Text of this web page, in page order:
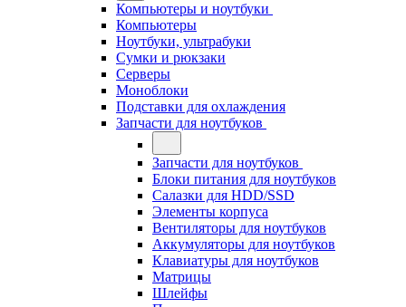
Компьютеры и ноутбуки
Компьютеры
Ноутбуки, ультрабуки
Сумки и рюкзаки
Серверы
Моноблоки
Подставки для охлаждения
Запчасти для ноутбуков
Запчасти для ноутбуков
Блоки питания для ноутбуков
Салазки для HDD/SSD
Элементы корпуса
Вентиляторы для ноутбуков
Аккумуляторы для ноутбуков
Клавиатуры для ноутбуков
Матрицы
Шлейфы